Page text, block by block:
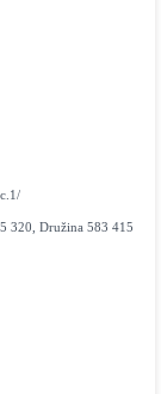
320, Družina 583 415